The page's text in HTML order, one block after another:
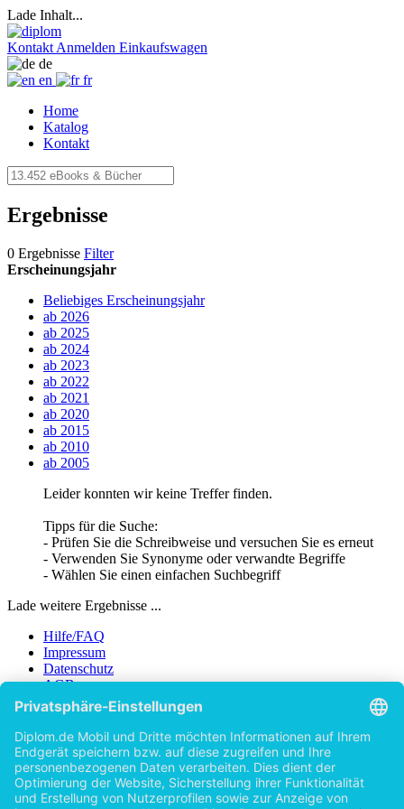
Lade Inhalt...
Kontakt Anmelden Einkaufswagen
de
en
fr
Home
Katalog
Kontakt
Ergebnisse
0 Ergebnisse Filter
Erscheinungsjahr
Beliebiges Erscheinungsjahr
ab 2026
ab 2025
ab 2024
ab 2023
ab 2022
ab 2021
ab 2020
ab 2015
ab 2010
ab 2005
Leider konnten wir keine Treffer finden.
Tipps für die Suche:
- Prüfen Sie die Schreibweise und versuchen Sie es erneut
- Verwenden Sie Synonyme oder verwandte Begriffe
- Wählen Sie einen einfachen Suchbegriff
Lade weitere Ergebnisse ...
Hilfe/FAQ
Impressum
Datenschutz
AGB
Vertrag widerrufen
Zur Desktop-Version
Copyright ©Imprint in der Bedey & Thoms Media GmbH
byOpen Publishing
Zurück
Erscheinungsjahr